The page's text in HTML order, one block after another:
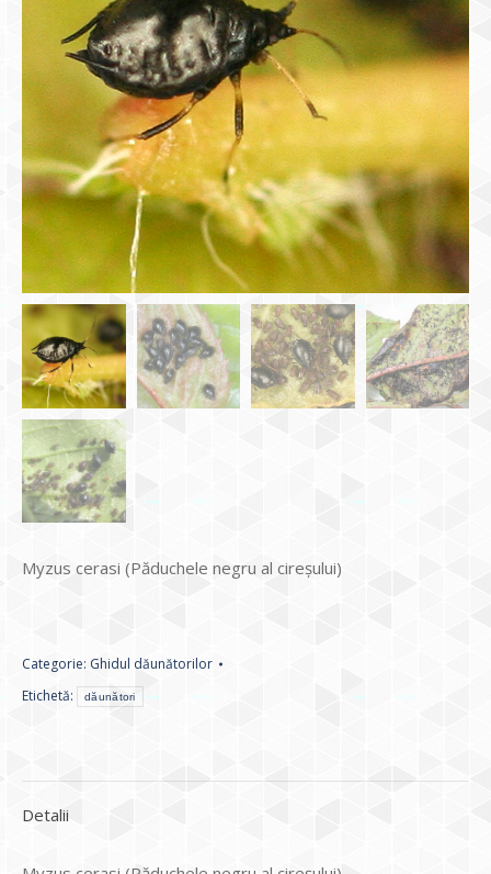
Myzus cerasi (Păduchele negru al cireşului)
Categorie: Ghidul dăunătorilor
Etichetă:
dăunători
Detalii